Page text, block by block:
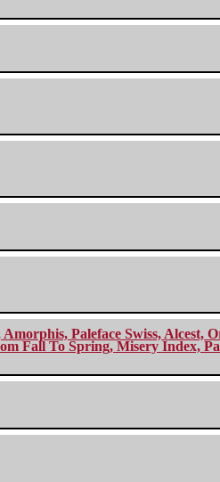
Paleface Swiss, Alcest,
Fall To Spring, Misery Index,